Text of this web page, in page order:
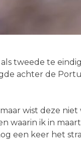
tweede te
de
wist deze
ik in
een keer het